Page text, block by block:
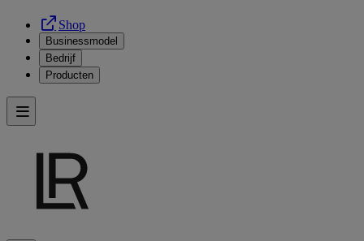
Shop
Businessmodel
Bedrijf
Producten